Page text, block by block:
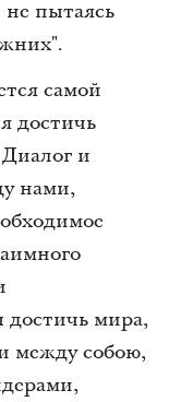
не пытаясь
самой
достичь
и
нами,
достичь мира,
между собою,